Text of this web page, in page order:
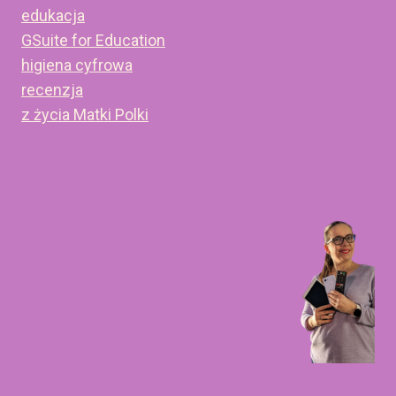
edukacja
GSuite for Education
higiena cyfrowa
recenzja
z życia Matki Polki